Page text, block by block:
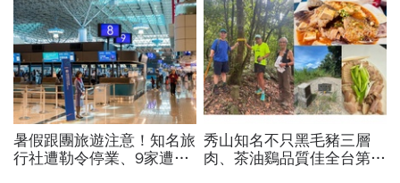
暑假跟團旅遊注意！知名旅
行社遭勒令停業、9家遭廢
秀山知名不只黑毛豬三層
肉、茶油鷄品質佳全台第